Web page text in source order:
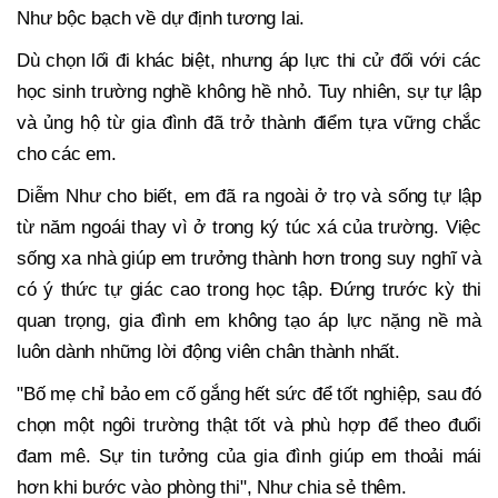
Như bộc bạch về dự định tương lai.
Dù chọn lối đi khác biệt, nhưng áp lực thi cử đối với các
học sinh trường nghề không hề nhỏ. Tuy nhiên, sự tự lập
và ủng hộ từ gia đình đã trở thành điểm tựa vững chắc
cho các em.
Diễm Như cho biết, em đã ra ngoài ở trọ và sống tự lập
từ năm ngoái thay vì ở trong ký túc xá của trường. Việc
sống xa nhà giúp em trưởng thành hơn trong suy nghĩ và
có ý thức tự giác cao trong học tập. Đứng trước kỳ thi
quan trọng, gia đình em không tạo áp lực nặng nề mà
luôn dành những lời động viên chân thành nhất.
"Bố mẹ chỉ bảo em cố gắng hết sức để tốt nghiệp, sau đó
chọn một ngôi trường thật tốt và phù hợp để theo đuổi
đam mê. Sự tin tưởng của gia đình giúp em thoải mái
hơn khi bước vào phòng thi", Như chia sẻ thêm.